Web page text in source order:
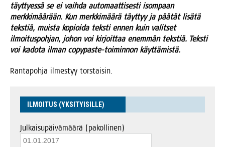
täyt­tyes­sä se ei vaih­da auto­maat­ti­ses­ti isom­paan
merk­ki­mää­rään. Kun merk­ki­mää­rä täyt­tyy ja pää­tät lisä­tä
teks­tiä, muis­ta kopioi­da teks­ti ennen kuin valit­set
ilmoi­tus­poh­jan, johon voi kir­joit­taa enem­män teks­tiä. Teks­ti
voi kado­ta ilman copy­pas­te-toi­min­non käyttämistä.
Ran­ta­poh­ja ilmes­tyy torstaisin.
ILMOI­TUS (YKSI­TYI­SIL­LE)
Jul­kai­su­päi­vä­mää­rä (pakol­li­nen)